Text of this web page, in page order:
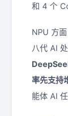
和 4 个
NPU 方
八代 AI
率先支持
能体 AI